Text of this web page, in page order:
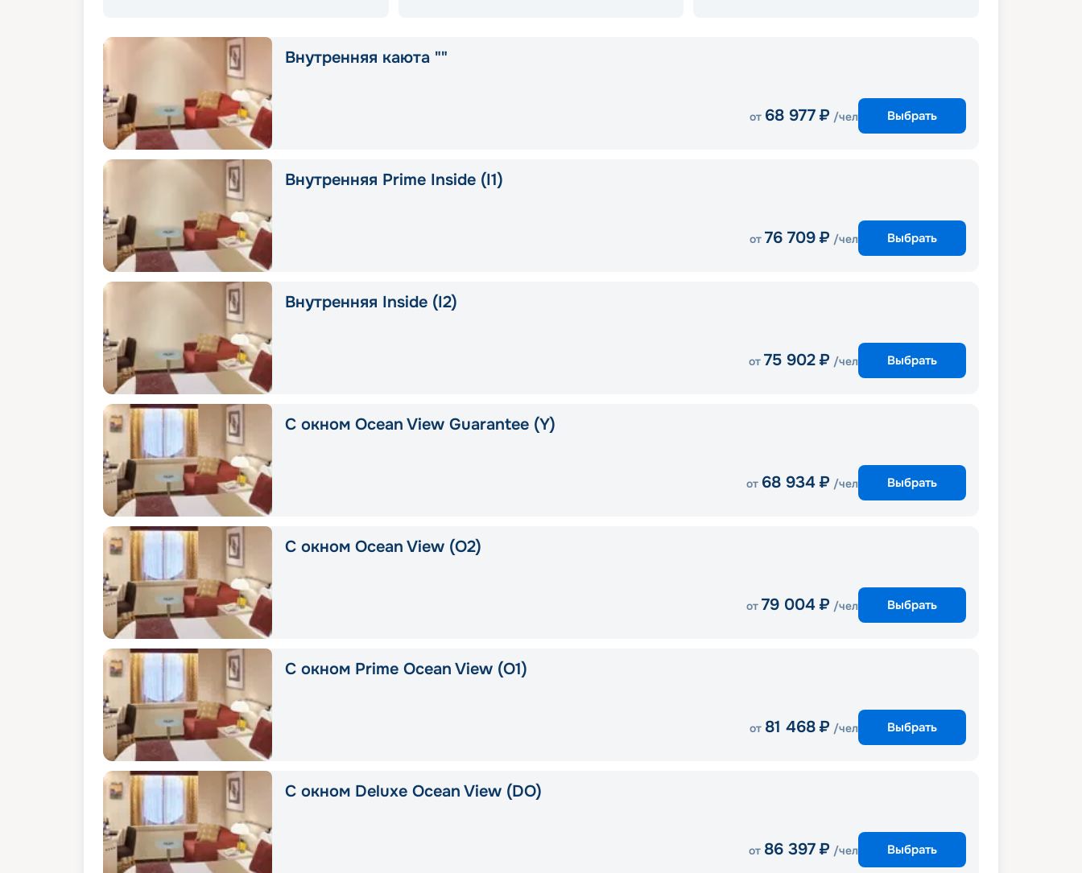
Внутренняя каюта ""
от 68 977 ₽ /чел Выбрать
Внутренняя Prime Inside (I1)
от 76 709 ₽ /чел Выбрать
Внутренняя Inside (I2)
от 75 902 ₽ /чел Выбрать
С окном Ocean View Guarantee (Y)
от 68 934 ₽ /чел Выбрать
С окном Ocean View (O2)
от 79 004 ₽ /чел Выбрать
С окном Prime Ocean View (O1)
от 81 468 ₽ /чел Выбрать
С окном Deluxe Ocean View (DO)
от 86 397 ₽ /чел Выбрать